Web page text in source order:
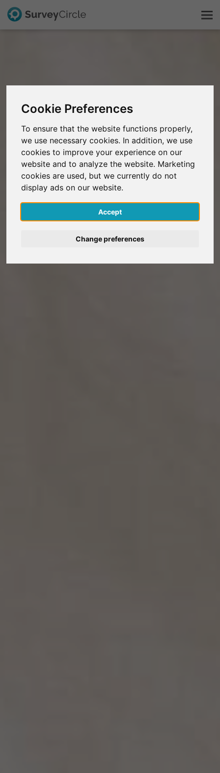
Cookie Preferences
To ensure that the website functions properly,
we use necessary cookies. In addition, we use
cookies to improve your experience on our
website and to analyze the website. Marketing
cookies are used, but we currently do not
display ads on our website.
Accept
Change preferences
FAQ
Registrati gratis
Accedi
English
Deutsch
Nederlands